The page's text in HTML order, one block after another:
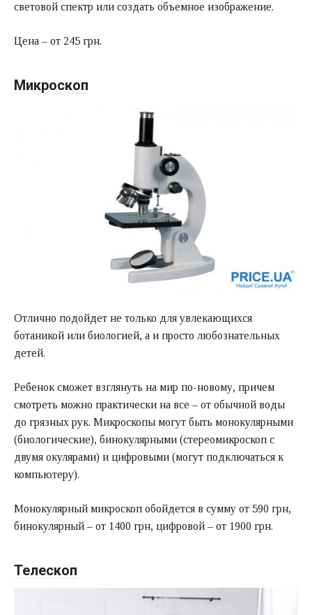
световой спектр или создать объемное изображение.
Цена – от 245 грн.
Микроскоп
Отлично подойдет не только для увлекающихся
ботаникой или биологией, а и просто любознательных
детей.
Ребенок сможет взглянуть на мир по-новому, причем
смотреть можно практически на все – от обычной воды
до грязных рук. Микроскопы могут быть монокулярными
(биологические), бинокулярными (стереомикроскоп с
двумя окулярами) и цифровыми (могут подключаться к
компьютеру).
Монокулярный микроскоп обойдется в сумму от 590 грн,
бинокулярный – от 1400 грн, цифровой – от 1900 грн.
Телескоп